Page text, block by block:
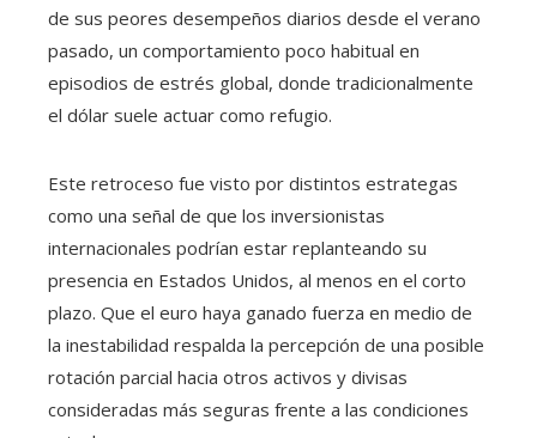
de sus peores desempeños diarios desde el verano
pasado, un comportamiento poco habitual en
episodios de estrés global, donde tradicionalmente
el dólar suele actuar como refugio.
Este retroceso fue visto por distintos estrategas
como una señal de que los inversionistas
internacionales podrían estar replanteando su
presencia en Estados Unidos, al menos en el corto
plazo. Que el euro haya ganado fuerza en medio de
la inestabilidad respalda la percepción de una posible
rotación parcial hacia otros activos y divisas
consideradas más seguras frente a las condiciones